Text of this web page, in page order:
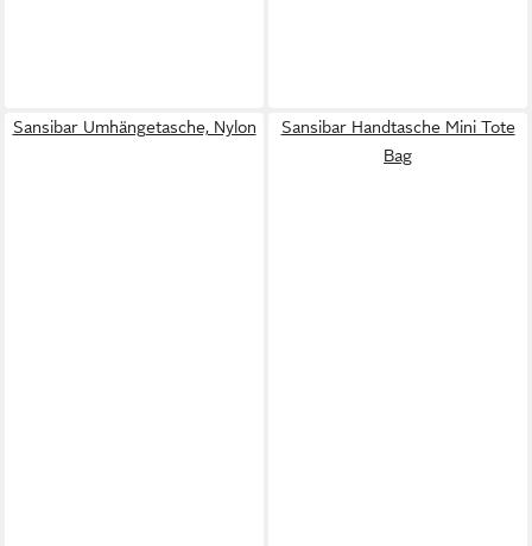
Sansibar Umhängetasche, Nylon
Sansibar Handtasche Mini Tote
Bag